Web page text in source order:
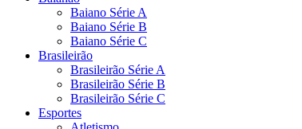
Baiano Série A
Baiano Série B
Baiano Série C
Brasileirão
Brasileirão Série A
Brasileirão Série B
Brasileirão Série C
Esportes